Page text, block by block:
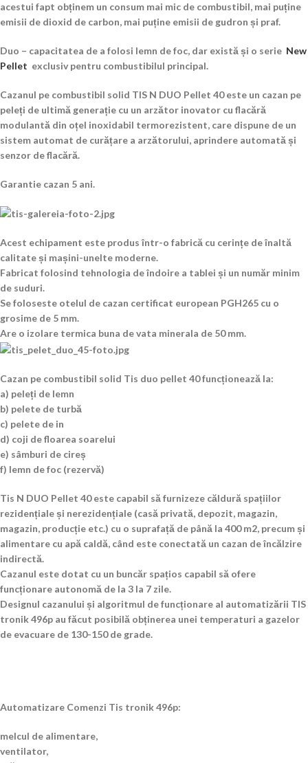
acestui fapt obținem un consum mai mic de combustibil, mai puține
emisii de dioxid de carbon, mai puține emisii de gudron și praf.
Duo – capacitatea de a folosi lemn de foc, dar există și o serie New
Pellet exclusiv pentru combustibilul principal.
Cazanul pe combustibil solid TIS N DUO Pellet 40 este un cazan pe
peleți de ultimă generație cu un arzător inovator cu flacără
modulantă din oțel inoxidabil termorezistent, care dispune de un
sistem automat de curățare a arzătorului, aprindere automată și
senzor de flacără.
Garantie cazan 5 ani.
Acest echipament este produs într-o fabrică cu cerințe de înaltă
calitate și mașini-unelte moderne.
Fabricat folosind tehnologia de îndoire a tablei și un număr minim
de suduri.
Se foloseste otelul de cazan certificat european PGH265 cu o
grosime de 5 mm.
Are o izolare termica buna de vata minerala de 50 mm.
Cazan pe combustibil solid Tis duo pellet 40 funcționează la:
a) peleți de lemn
b) pelete de turbă
c) pelete de in
d) coji de floarea soarelui
e) sâmburi de cireș
f) lemn de foc (rezervă)
Tis N DUO Pellet 40 este capabil să furnizeze căldură spațiilor
rezidențiale și nerezidențiale (casă privată, depozit, magazin,
magazin, producție etc.) cu o suprafață de până la 400 m2, precum și
alimentare cu apă caldă, când este conectată un cazan de încălzire
indirectă.
Cazanul este dotat cu un buncăr spațios capabil să ofere
funcționare autonomă de la 3 la 7 zile.
Designul cazanului și algoritmul de funcționare al automatizării TIS
tronik 496p au făcut posibilă obținerea unei temperaturi a gazelor
de evacuare de 130-150 de grade.
Automatizare Comenzi Tis tronik 496p:
melcul de alimentare,
ventilator,